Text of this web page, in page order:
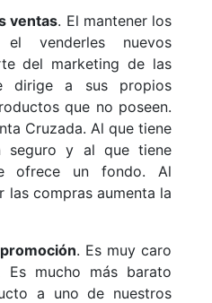
ventas. El mantener los
venderles nuevos
del marketing de las
dirige a sus propios
que no poseen.
Cruzada. Al que tiene
seguro y al que tiene
ofrece un fondo. Al
las compras aumenta la
. Es muy caro
mucho más barato
a uno de nuestros